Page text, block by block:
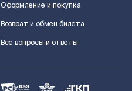
Оформление и покупка
Возврат и обмен билета
Все вопросы и ответы